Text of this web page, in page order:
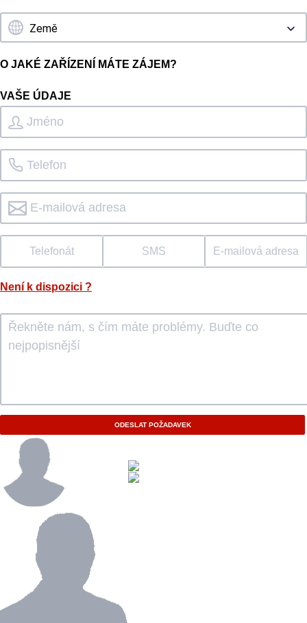
O JAKÉ ZAŘÍZENÍ MÁTE ZÁJEM?
VAŠE ÚDAJE
Telefonát SMS E-mailová adresa
Není k dispozici ?
ODESLAT POŽADAVEK